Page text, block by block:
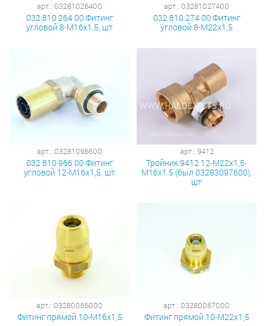
арт.: 03281026400
032 810 264 00 Фитинг
угловой 8-М16х1,5, шт
арт.: 03281027400
032 810 274 00 Фитинг
угловой 8-М22х1,5
арт.: 03281096600
032 810 966 00 Фитинг
угловой 12-М16х1,5, шт
арт.: 9412
Тройник 9412 12-М22х1,5-
М16х1.5 (был 03283097600),
шт
арт.: 03280066000
Фитинг прямой 10-М16х1,5
арт.: 03280067000
Фитинг прямой 10-М22х1,5